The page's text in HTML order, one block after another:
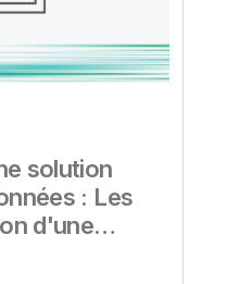
solution
: Les
d'une